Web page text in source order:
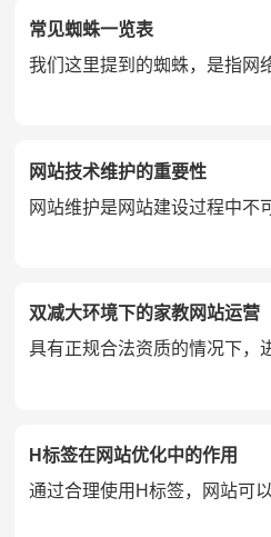
常见蜘蛛一览表
我们这里提到的蜘蛛，是指网
网站技术维护的重要性
网站维护是网站建设过程中不
了从网站上线后的日常管理
双减大环境下的家教网站运营
具有正规合法资质的情况下，
H标签在网站优化中的作用
通过合理使用H标签，网站可
中的排名，并为用户提供更好